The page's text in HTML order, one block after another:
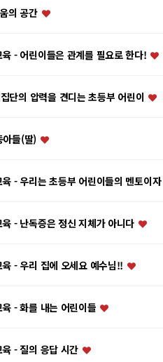
의 공간
- 어린이들은 관계를 필요로 한다!
단의 압력을 견디는 초등부 어린이
아들(딸)
- 우리는 초등부 어린이들의 멘토이
- 난독증은 정신 지체가 아니다
- 우리 집에 오세요 예수님!!
- 화를 내는 어린이들
- 질의 응답 시간